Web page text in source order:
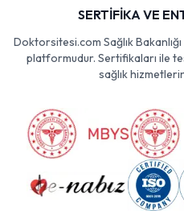
SERTİFİKA VE
Doktorsitesi.com Sağlık
platformudur. Sertifikaları ile
sağlık